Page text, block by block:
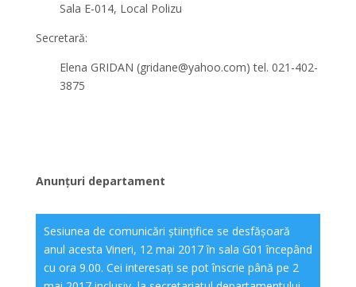
Sala E-014, Local Polizu
Secretară:
Elena GRIDAN (gridane@yahoo.com) tel. 021-402-
3875
Anunțuri departament
Sesiunea de comunicări științifice se desfășoară
anul acesta Vineri, 12 mai 2017 în sala G01 începând
cu ora 9.00. Cei interesați se pot înscrie până pe 2